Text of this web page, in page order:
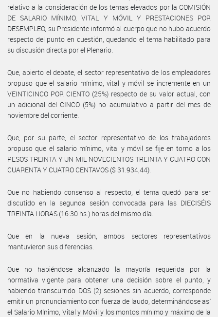
relativo a la consideración de los temas elevados por la COMISIÓN
DE SALARIO MÍNIMO, VITAL Y MÓVIL Y PRESTACIONES POR
DESEMPLEO, su Presidente informó al cuerpo que no hubo acuerdo
respecto del punto en cuestión, quedando el tema habilitado para
su discusión directa por el Plenario.
Que, abierto el debate, el sector representativo de los empleadores
propuso que el salario mínimo, vital y móvil se incremente en un
VEINTICINCO POR CIENTO (25%) respecto de su valor actual, con
un adicional del CINCO (5%) no acumulativo a partir del mes de
noviembre del corriente.
Que, por su parte, el sector representativo de los trabajadores
propuso que el salario mínimo, vital y móvil se fije en torno a los
PESOS TREINTA Y UN MIL NOVECIENTOS TREINTA Y CUATRO CON
CUARENTA Y CUATRO CENTAVOS ($ 31.934,44).
Que no habiendo consenso al respecto, el tema quedó para ser
discutido en la segunda sesión convocada para las DIECISÉIS
TREINTA HORAS (16:30 hs.) horas del mismo día.
Que en la nueva sesión, ambos sectores representativos
mantuvieron sus diferencias.
Que no habiéndose alcanzado la mayoría requerida por la
normativa vigente para obtener una decisión sobre el punto, y
habiendo transcurrido DOS (2) sesiones sin acuerdo, corresponde
emitir un pronunciamiento con fuerza de laudo, determinándose así
el Salario Mínimo, Vital y Móvil y los montos mínimo y máximo de la